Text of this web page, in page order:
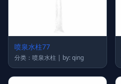
喷泉水柱77
分类：喷泉水柱 | by: qing